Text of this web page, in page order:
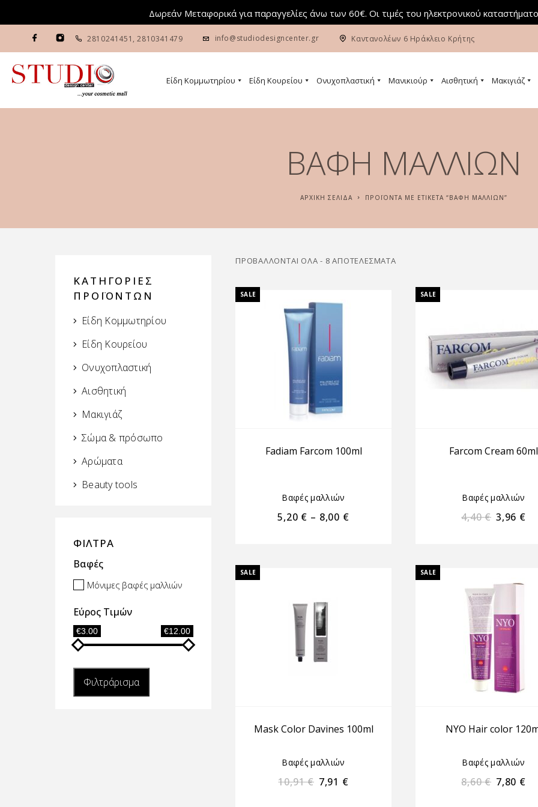
Δωρεάν Μεταφορικά για παραγγελίες άνω των 60€. Οι τιμές του ηλεκτρονικού
2810241451 , 2810341479 info@studiodesigncenter.gr Καντανολέων 6 Ηράκλειο Κρήτης
Είδη Κομμωτηρίου Είδη Κουρείου Ονυχοπλαστική Μανικιούρ Αισθητική Μακιγιάζ
ΒΑΦΗ ΜΑΛΛΙΩΝ
ΑΡΧΙΚΉ ΣΕΛΊΔΑ ΠΡΟΪΌΝΤΑ ΜΕ ΕΤΙΚΈΤΑ “ΒΑΦΗ ΜΑΛΛΙΩΝ”
ΚΑΤΗΓΟΡΙΕΣ
ΠΡΟΪΟΝΤΩΝ
Είδη Κομμωτηρίου
Είδη Κουρείου
Ονυχοπλαστική
Αισθητική
Μακιγιάζ
Σώμα & πρόσωπο
Αρώματα
Beauty tools
ΦΙΛΤΡΑ
Βαφές
Μόνιμες βαφές μαλλιών
Εύρος Τιμών
€3.00 €12.00
Φιλτράρισμα
ΠΡΟΒΆΛΛΟΝΤΑΙ ΌΛΑ - 8 ΑΠΟΤΕΛΈΣΜΑΤΑ
SALE
Fadiam Farcom 100ml
Βαφές μαλλιών
5,20 € – 8,00 €
SALE
Farcom Cream 60ml
Βαφές μαλλιών
4,40€ 3,96 €
SALE
Mask Color Davines 100ml
Βαφές μαλλιών
10,91€ 7,91 €
SALE
NYO Hair color
Βαφές μαλλιών
8,60€ 7,80 €